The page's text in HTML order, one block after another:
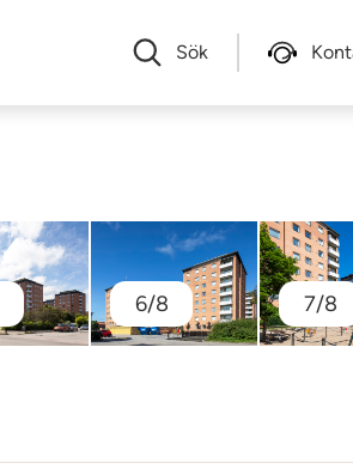
Sök
6/8 7/8